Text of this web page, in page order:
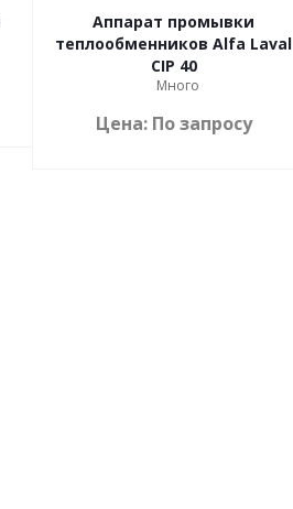
Аппарат промывки
теплообменников Alfa Laval
CIP 40
Много
Цена: По запросу